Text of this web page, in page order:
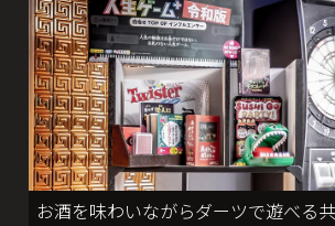
お酒を味わいながらダーツで遊べる